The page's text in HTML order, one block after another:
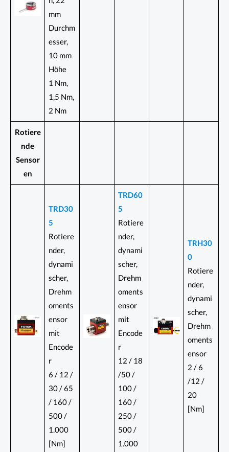
mm
Durchm
esser,
10 mm
Höhe
1 Nm,
1,5 Nm,
2 Nm
Rotiere
nde
Sensor
en
TRD30
5
Rotiere
nder,
dynami
scher,
Drehm
oments
ensor
mit
Encode
r
6 / 12 /
30 / 65
/ 160 /
500 /
1.000
[Nm]
TRD60
5
Rotiere
nder,
dynami
scher,
Drehm
oments
ensor
mit
Encode
r
12 / 18
/50 /
100 /
160 /
250 /
500 /
1.000
TRH30
0
Rotiere
nder,
dynami
scher,
Drehm
oments
ensor
2 / 6
/12 /
20
[Nm]